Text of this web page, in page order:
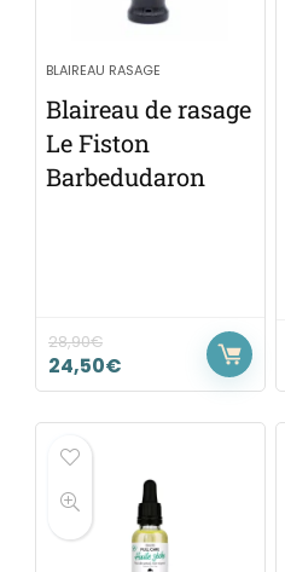
BLAIREAU RASAGE
Blaireau de rasage
Le Fiston
Barbedudaron
28,90€
24,50€